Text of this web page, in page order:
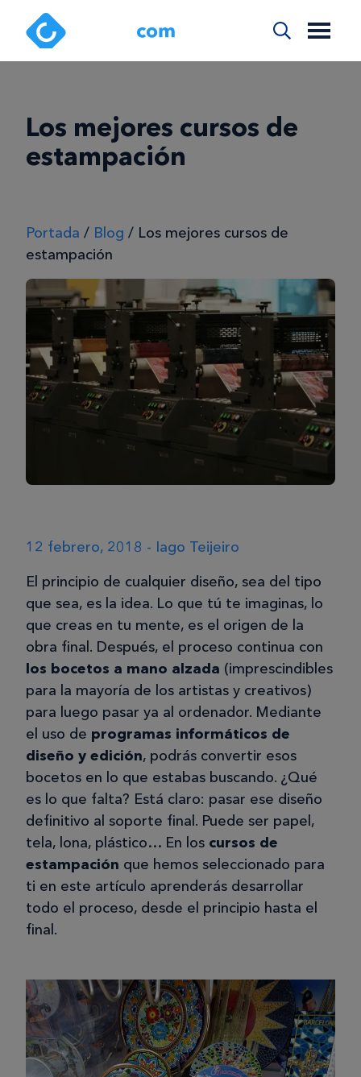
Los mejores cursos de
estampación
Portada / Blog / Los mejores cursos de
estampación
12 febrero, 2018 - Iago Teijeiro
El principio de cualquier diseño, sea del tipo
que sea, es la idea. Lo que tú te imaginas, lo
que creas en tu mente, es el origen de la
obra final. Después, el proceso continua con
los bocetos a mano alzada (imprescindibles
para la mayoría de los artistas y creativos)
para luego pasar ya al ordenador. Mediante
el uso de programas informáticos de
diseño y edición, podrás convertir esos
bocetos en lo que estabas buscando. ¿Qué
es lo que falta? Está claro: pasar ese diseño
definitivo al soporte final. Puede ser papel,
tela, lona, plástico… En los cursos de
estampación que hemos seleccionado para
ti en este artículo aprenderás desarrollar
todo el proceso, desde el principio hasta el
final.